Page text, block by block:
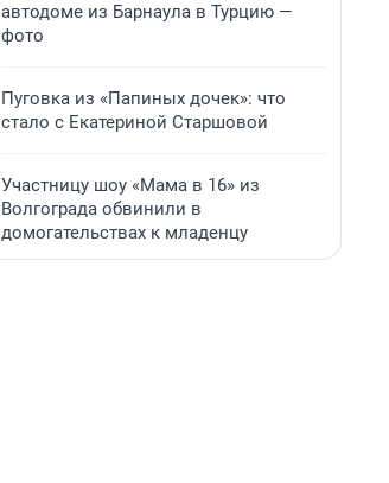
автодоме из Барнаула в Турцию —
фото
Пуговка из «Папиных дочек»: что
стало с Екатериной Старшовой
Участницу шоу «Мама в 16» из
Волгограда обвинили в
домогательствах к младенцу